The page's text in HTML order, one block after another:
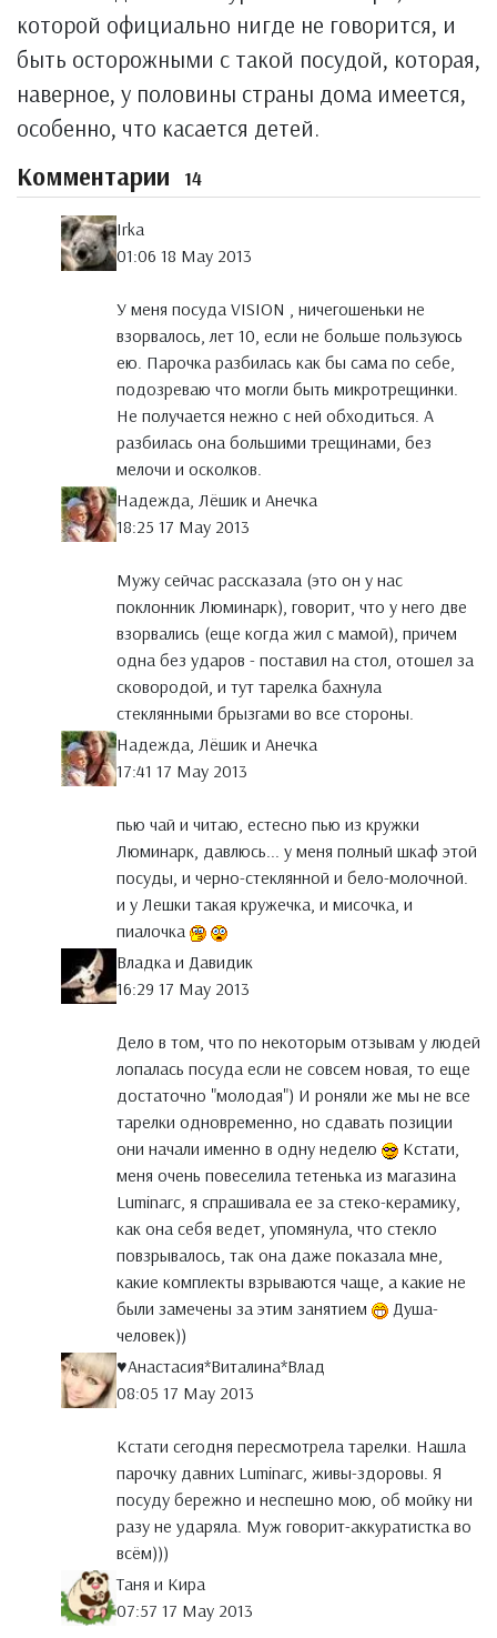
которой официально нигде не говорится, и
быть осторожными с такой посудой, которая,
наверное, у половины страны дома имеется,
особенно, что касается детей.
Комментарии 14
Irka
01:06 18 May 2013
У меня посуда VISION , ничегошеньки не
взорвалось, лет 10, если не больше пользуюсь
ею. Парочка разбилась как бы сама по себе,
подозреваю что могли быть микротрещинки.
Не получается нежно с ней обходиться. А
разбилась она большими трещинами, без
мелочи и осколков.
Надежда, Лёшик и Анечка
18:25 17 May 2013
Мужу сейчас рассказала (это он у нас
поклонник Люминарк), говорит, что у него две
взорвались (еще когда жил с мамой), причем
одна без ударов - поставил на стол, отошел за
сковородой, и тут тарелка бахнула
стеклянными брызгами во все стороны.
Надежда, Лёшик и Анечка
17:41 17 May 2013
пью чай и читаю, естесно пью из кружки
Люминарк, давлюсь... у меня полный шкаф этой
посуды, и черно-стеклянной и бело-молочной.
и у Лешки такая кружечка, и мисочка, и
пиалочка
Владка и Давидик
16:29 17 May 2013
Дело в том, что по некоторым отзывам у людей
лопалась посуда если не совсем новая, то еще
достаточно "молодая") И роняли же мы не все
тарелки одновременно, но сдавать позиции
они начали именно в одну неделю
Кстати,
меня очень повеселила тетенька из магазина
Luminarc, я спрашивала ее за стеко-керамику,
как она себя ведет, упомянула, что стекло
повзрывалось, так она даже показала мне,
какие комплекты взрываются чаще, а какие не
были замечены за этим занятием
Душа-
человек))
♥Анастасия*Виталина*Влад
08:05 17 May 2013
Кстати сегодня пересмотрела тарелки. Нашла
парочку давних Luminarc, живы-здоровы. Я
посуду бережно и неспешно мою, об мойку ни
разу не ударяла. Муж говорит-аккуратистка во
всём)))
Таня и Кира
07:57 17 May 2013